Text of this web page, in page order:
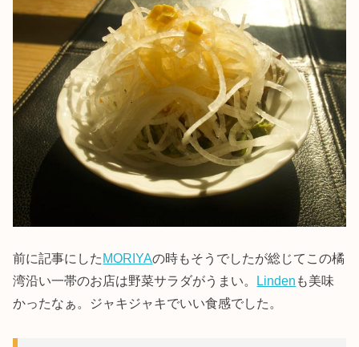
前に記事にしたMORIYAの時もそうでしたが総じてこの橘
湾沿い一帯のお店は野菜サラダがうまい。 Linden も美味
かったなぁ。ジャキジャキでいい食感でした。